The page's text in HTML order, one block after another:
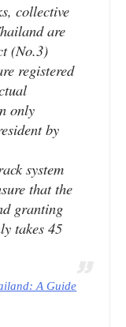
collective
are
(No.3)
registered
only
by
system
that the
granting
takes 45
A Guide